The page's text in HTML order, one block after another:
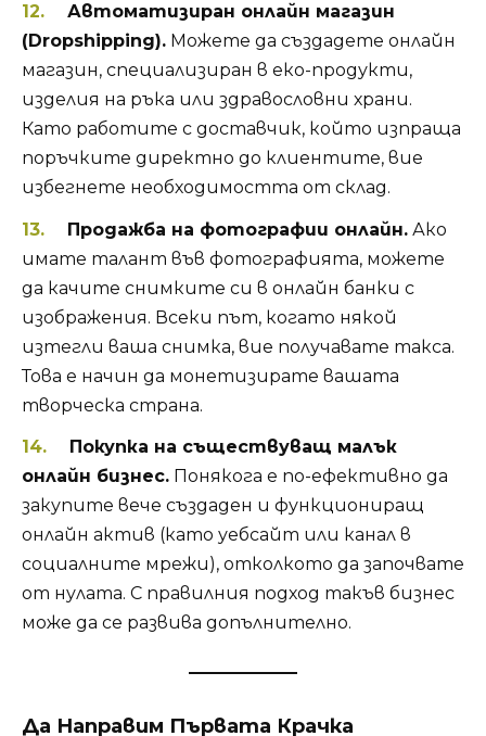
Автоматизиран онлайн магазин
(Dropshipping). Можете да създадете онлайн
магазин, специализиран в еко-продукти,
изделия на ръка или здравословни храни.
Като работите с доставчик, който изпраща
поръчките директно до клиентите, вие
избегнете необходимостта от склад.
Продажба на фотографии онлайн.Ако
имате талант във фотографията, можете
да качите снимките си в онлайн банки с
изображения. Всеки път, когато някой
изтегли ваша снимка, вие получавате такса.
Това е начин да монетизирате вашата
творческа страна.
Покупка на съществуващ малък
онлайн бизнес. Понякога е по-ефективно да
закупите вече създаден и функциониращ
онлайн актив (като уебсайт или канал в
социалните мрежи), отколкото да започвате
от нулата. С правилния подход такъв бизнес
може да се развива допълнително.
Да Направим Първата Крачка